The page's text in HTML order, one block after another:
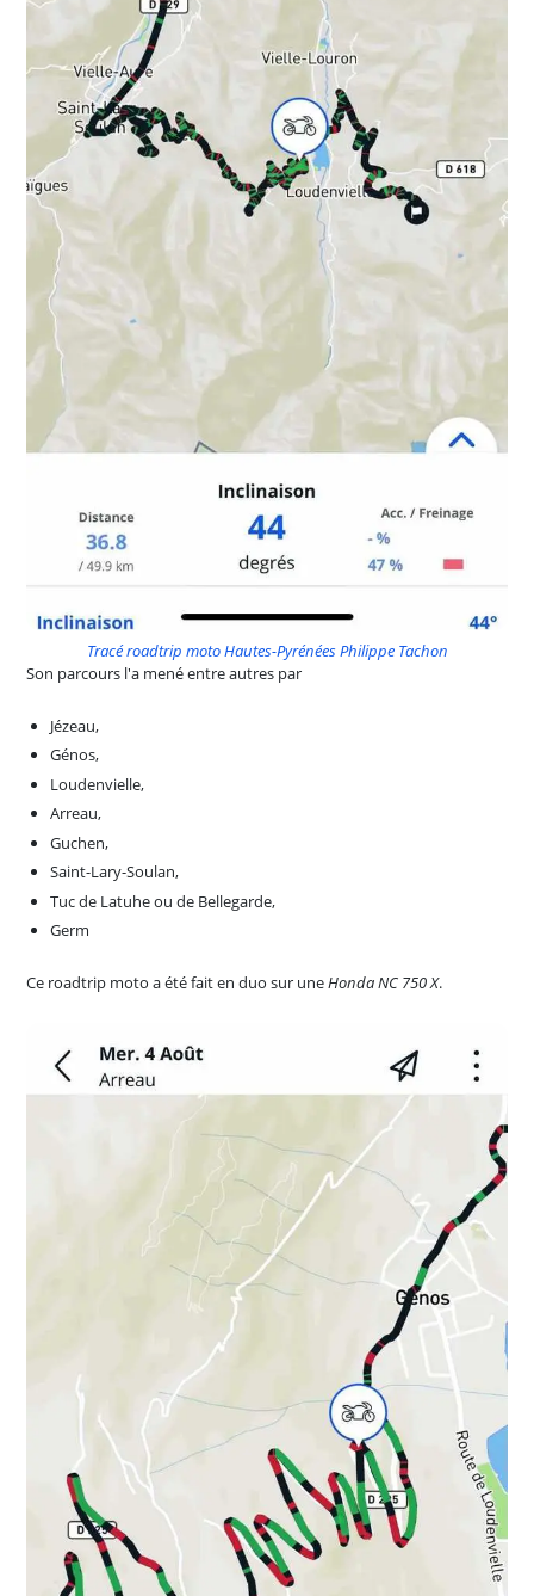
Tracé roadtrip moto Hautes-Pyrénées Philippe Tachon
Son parcours l'a mené entre autres par
Jézeau,
Génos,
Loudenvielle,
Arreau,
Guchen,
Saint-Lary-Soulan,
Tuc de Latuhe ou de Bellegarde,
Germ
Ce roadtrip moto a été fait en duo sur uneHonda NC 750 X.